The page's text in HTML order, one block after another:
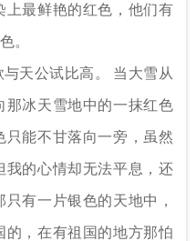
上最鲜艳的红色，他们有
。
天公试比高。 当大雪从
那冰天雪地中的一抹红色
只能不甘落向一旁，虽然
我的心情却无法平息，还
有一片银色的天地中，
的，在有祖国的地方那怕